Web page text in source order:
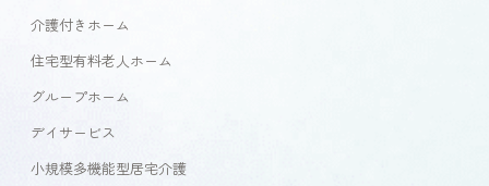
介護付きホーム
住宅型有料老人ホーム
グループホーム
デイサービス
小規模多機能型居宅介護